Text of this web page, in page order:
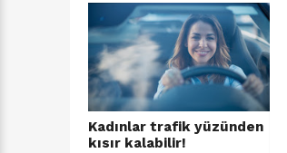
Kadınlar trafik yüzünden
kısır kalabilir!